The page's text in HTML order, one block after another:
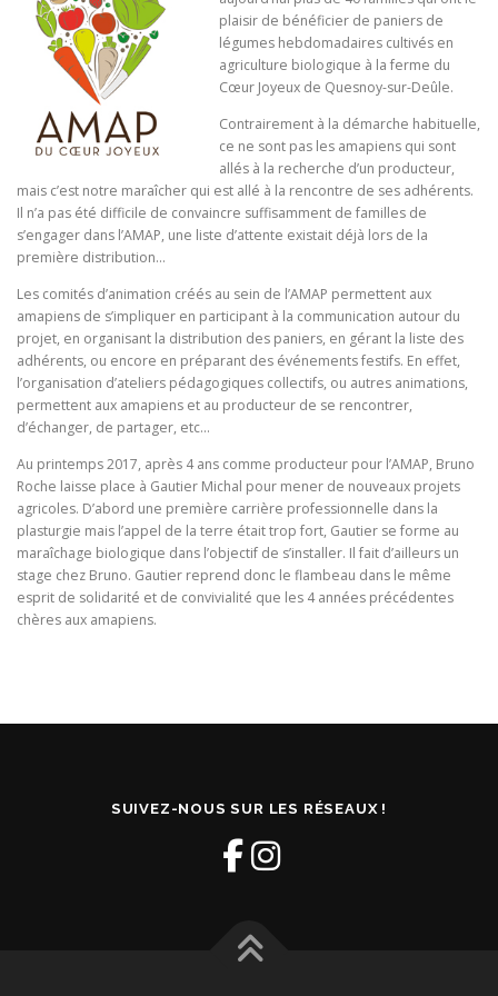
plaisir de bénéficier de paniers de
légumes hebdomadaires cultivés en
agriculture biologique à la ferme du
Cœur Joyeux de Quesnoy-sur-Deûle.
Contrairement à la démarche habituelle,
ce ne sont pas les amapiens qui sont
allés à la recherche d’un producteur,
mais c’est notre maraîcher qui est allé à la rencontre de ses adhérents.
Il n’a pas été difficile de convaincre suffisamment de familles de
s’engager dans l’AMAP, une liste d’attente existait déjà lors de la
première distribution…
Les comités d’animation créés au sein de l’AMAP permettent aux
amapiens de s’impliquer en participant à la communication autour du
projet, en organisant la distribution des paniers, en gérant la liste des
adhérents, ou encore en préparant des événements festifs. En effet,
l’organisation d’ateliers pédagogiques collectifs, ou autres animations,
permettent aux amapiens et au producteur de se rencontrer,
d’échanger, de partager, etc…
Au printemps 2017, après 4 ans comme producteur pour l’AMAP, Bruno
Roche laisse place à Gautier Michal pour mener de nouveaux projets
agricoles. D’abord une première carrière professionnelle dans la
plasturgie mais l’appel de la terre était trop fort, Gautier se forme au
maraîchage biologique dans l’objectif de s’installer. Il fait d’ailleurs un
stage chez Bruno. Gautier reprend donc le flambeau dans le même
esprit de solidarité et de convivialité que les 4 années précédentes
chères aux amapiens.
SUIVEZ-NOUS SUR LES RÉSEAUX !